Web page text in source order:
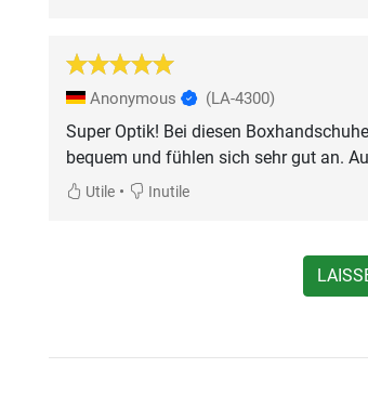
Anonymous (LA-4300)
Super Optik! Bei diesen
bequem und fühlen sich sehr gut an.
Utile• Inutile